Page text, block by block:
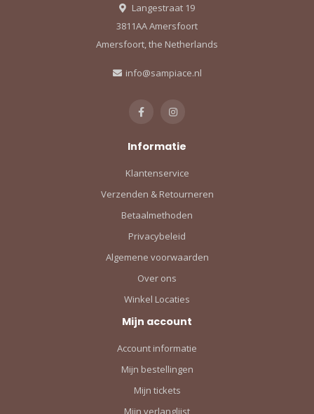
Langestraat 19
3811AA Amersfoort
Amersfoort, the Netherlands
info@sampiace.nl
Informatie
Klantenservice
Verzenden & Retourneren
Betaalmethoden
Privacybeleid
Algemene voorwaarden
Over ons
Winkel Locaties
Mijn account
Account informatie
Mijn bestellingen
Mijn tickets
Mijn verlanglijst